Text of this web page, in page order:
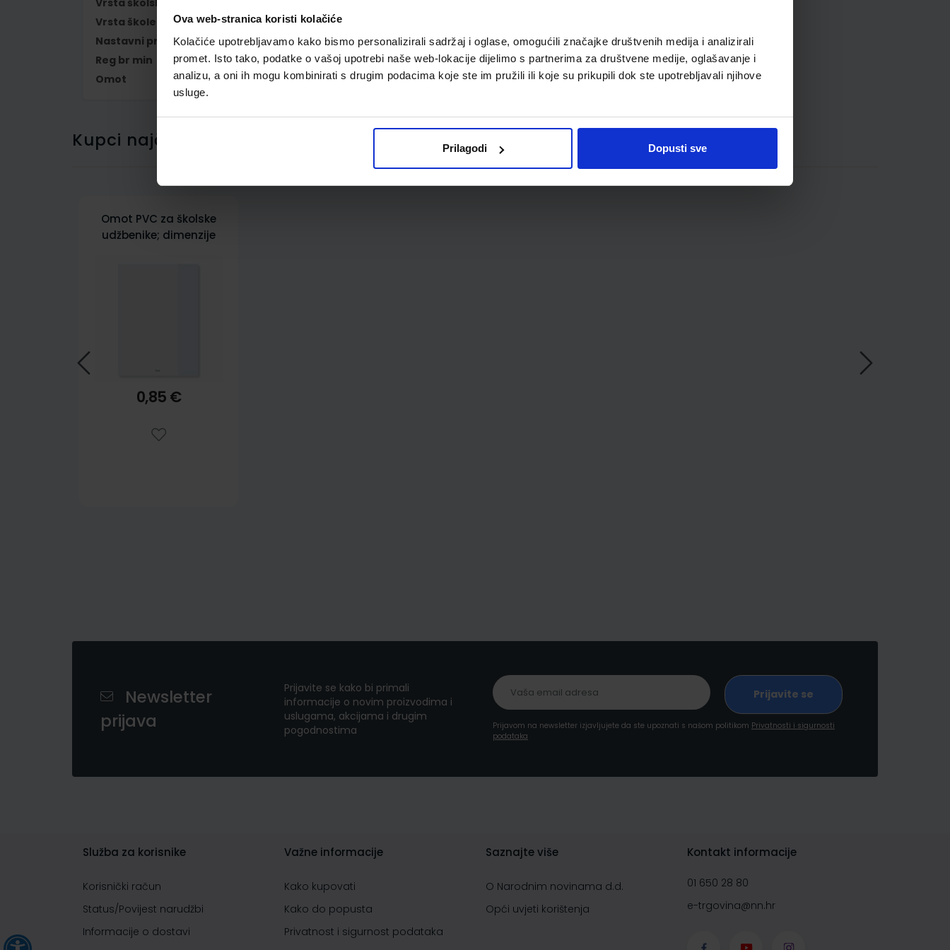
Ova web-stranica koristi kolačiće
Kolačiće upotrebljavamo kako bismo personalizirali sadržaj i oglase, omogućili značajke društvenih medija i analizirali
promet. Isto tako, podatke o vašoj upotrebi naše web-lokacije dijelimo s partnerima za društvene medije, oglašavanje i
analizu, a oni ih mogu kombinirati s drugim podacima koje ste im pružili ili koje su prikupili dok ste upotrebljavali njihove
usluge.
Prilagodi Dopusti sve
Vrsta školske knjige
Vrsta škole
1 OSNOVNA
Nastavni predmet
VJERONAUK
Reg br min
6700-DOM
Omot
500156
Kupci najčešće biraju..
Omot PVC za školske
udžbenike; dimenzije
0,85 €
Newsletter
prijava
Prijavite se kako bi primali
informacije o novim proizvodima i
uslugama, akcijama i drugim
pogodnostima
Prijavom na newsletter izjavljujete da ste upoznati s našom politikom Privatnosti i sigurnosti
podataka
Služba za korisnike
Korisnički račun
Status/Povijest narudžbi
Informacije o dostavi
Važne informacije
Kako kupovati
Kako do popusta
Privatnost i sigurnost podataka
Saznajte više
O Narodnim novinama d.d.
Opći uvjeti korištenja
Kontakt informacije
01 650 28 80
e-trgovina@nn.hr